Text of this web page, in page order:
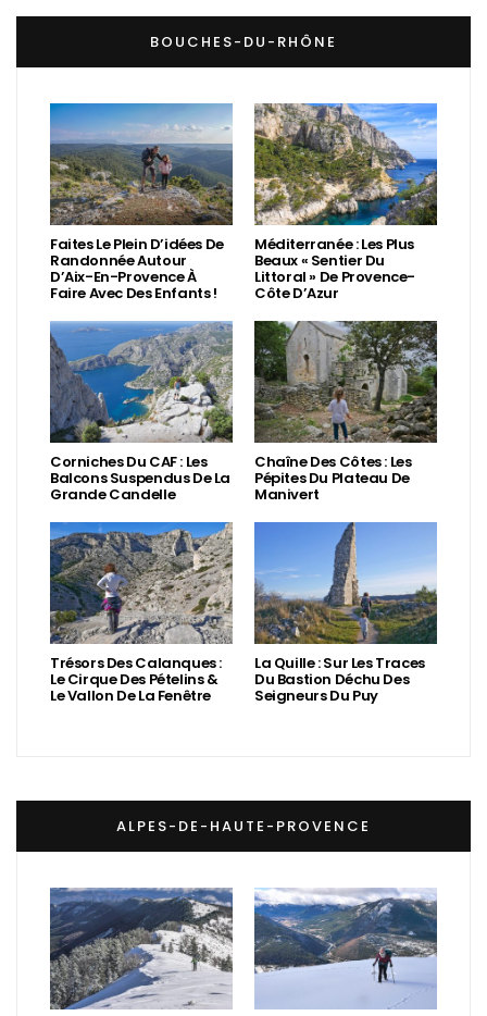
BOUCHES-DU-RHÔNE
Faites Le Plein D’idées De
Randonnée Autour
D’Aix-En-Provence À
Faire Avec Des Enfants !
Méditerranée : Les Plus
Beaux « Sentier Du
Littoral » De Provence-
Côte D’Azur
Corniches Du CAF : Les
Balcons Suspendus De La
Grande Candelle
Chaîne Des Côtes : Les
Pépites Du Plateau De
Manivert
Trésors Des Calanques :
Le Cirque Des Pételins &
Le Vallon De La Fenêtre
La Quille : Sur Les Traces
Du Bastion Déchu Des
Seigneurs Du Puy
ALPES-DE-HAUTE-PROVENCE